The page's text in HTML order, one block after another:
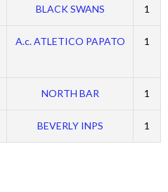
BLACK SWANS 1
A.c. ATLETICO PAPATO 1
NORTH BAR 1
BEVERLY INPS 1